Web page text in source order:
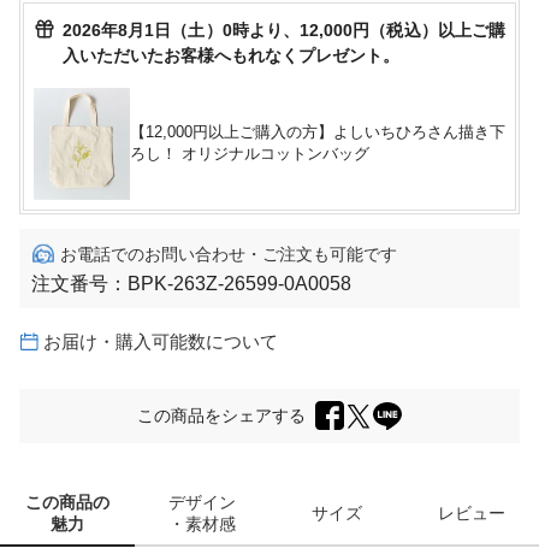
2026年8月1日（土）0時より、12,000円（税込）以上ご購
入いただいたお客様へもれなくプレゼント。
【12,000円以上ご購入の方】よしいちひろさん描き下
ろし！ オリジナルコットンバッグ
お電話でのお問い合わせ・ご注文も可能です
注文番号： BPK-263Z-26599-0A0058
お届け・購入可能数について
この商品をシェアする
この商品の
魅力
デザイン
・素材感
サイズ レビュー